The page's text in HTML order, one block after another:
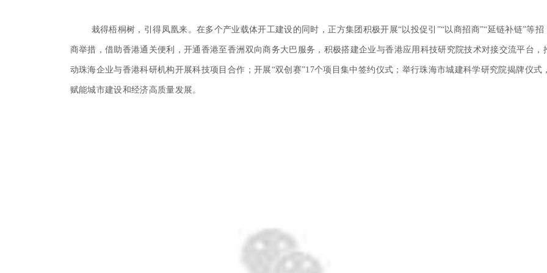
栽得梧桐树，引得凤凰来。在多个产业载体开工建设的同时，正方集团积极开展“以投促引”“以商招商”“延链补链”等招
商举措，借助香港通关便利，开通香港至香洲双向商务大巴服务，积极搭建企业与香港应用科技研究院技术对接交流平台，
动珠海企业与香港科研机构开展科技项目合作；开展“双创赛”17个项目集中签约仪式；举行珠海市城建科学研究院揭牌仪式
赋能城市建设和经济高质量发展。